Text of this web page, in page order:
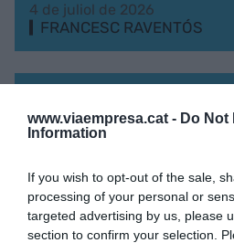
www.viaempresa.cat - Do Not
Information
If you wish to opt-out of the sale,
processing of your personal or
targeted advertising by us, please
section to confirm your selection.
4 de juliol de 2026
FRANCESC RAVENTÓS
Gestionar la immigració
19 de juny de 2026
L'OPINIÓ